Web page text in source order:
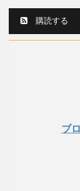
購読する
ブ